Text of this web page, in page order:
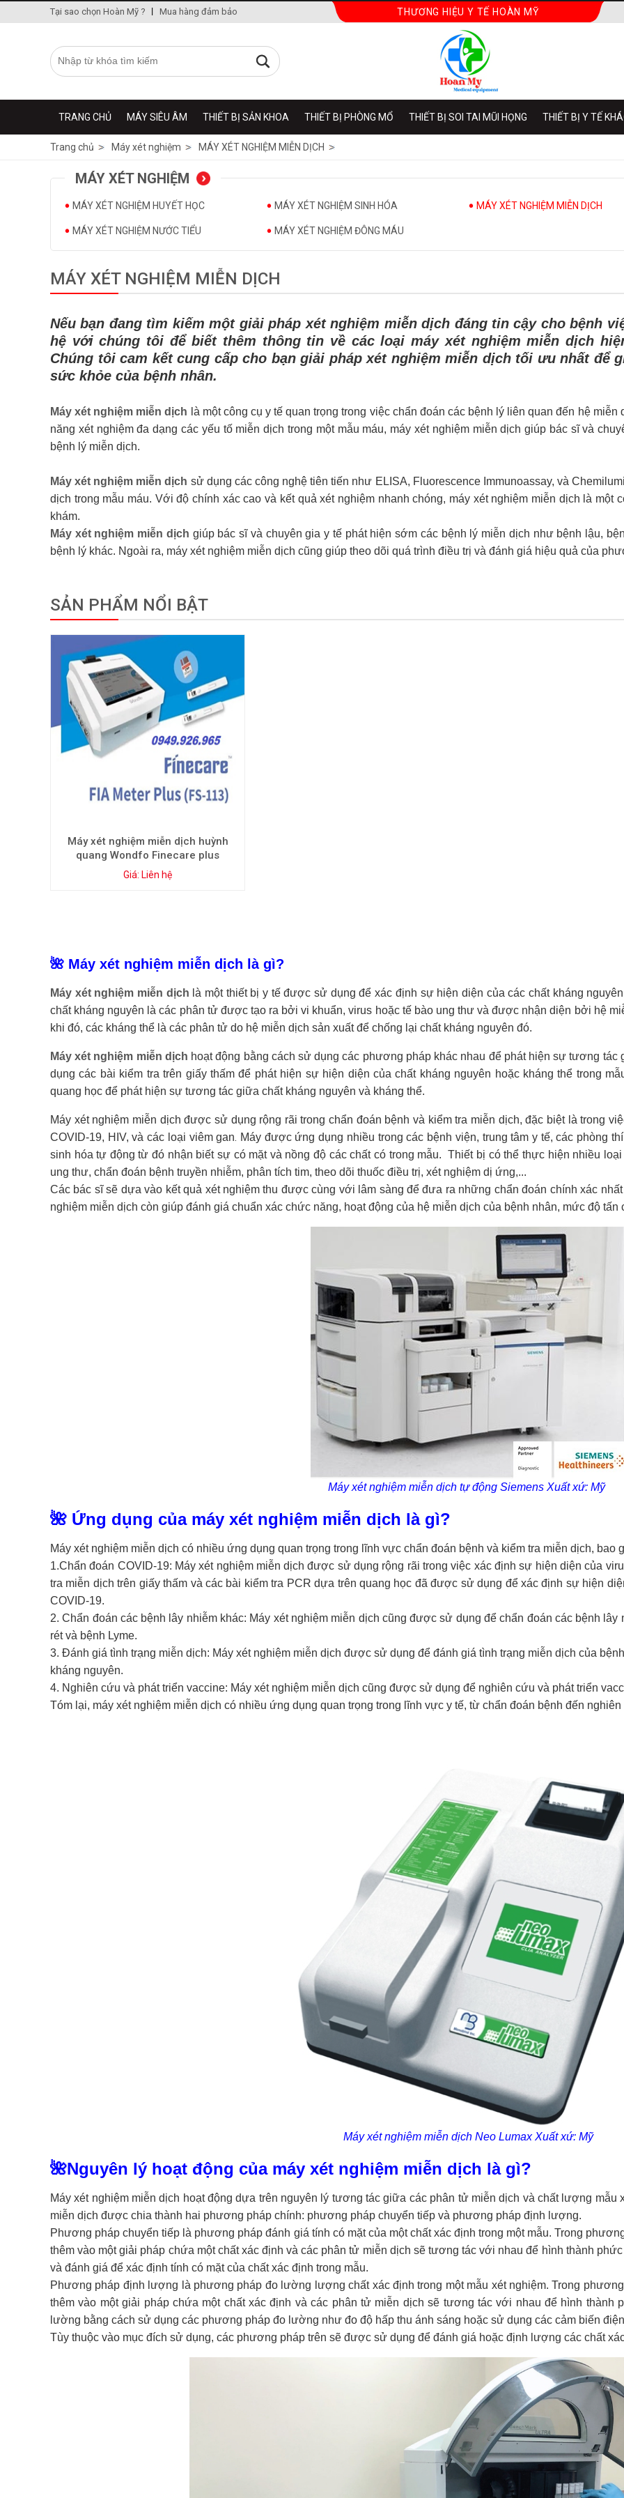
THƯƠNG HIỆU Y TẾ HOÀN MỸ
Tại sao chọn Hoàn Mỹ ? Mua hàng đảm bảo
TRANG CHỦ MÁY SIÊU ÂM THIẾT BỊ SẢN KHOA THIẾT BỊ PHÒNG MỔ THIẾT BỊ SOI TAI MŨI HỌNG THIẾT BỊ Y TẾ
Trang chủ Máy xét nghiệm MÁY XÉT NGHIỆM MIỄN DỊCH
MÁY XÉT NGHIỆM
MÁY XÉT NGHIỆM HUYẾT HỌC
MÁY XÉT NGHIỆM NƯỚC TIỂU
MÁY XÉT NGHIỆM SINH HÓA
MÁY XÉT NGHIỆM ĐÔNG MÁU
MÁY XÉT NGHIỆM MIỄN DỊCH
MÁY XÉT NGHIỆM MIỄN DỊCH
Nếu bạn đang tìm kiếm một giải pháp xét nghiệm miễn dịch đáng tin cậy cho bệnh
hệ với chúng tôi để biết thêm thông tin về các loại máy xét nghiệm miễn dịch
Chúng tôi cam kết cung cấp cho bạn giải pháp xét nghiệm miễn dịch tối ưu nhất để
sức khỏe của bệnh nhân.
Máy xét nghiệm miễn dịch là một công cụ y tế quan trọng trong việc chẩn đoán các bệnh lý liên quan đến hệ
năng xét nghiệm đa dạng các yếu tố miễn dịch trong một mẫu máu, máy xét nghiệm miễn dịch giúp bác sĩ và
bệnh lý miễn dịch.
Máy xét nghiệm miễn dịch sử dụng các công nghệ tiên tiến như ELISA, Fluorescence Immunoassay, và
dịch trong mẫu máu. Với độ chính xác cao và kết quả xét nghiệm nhanh chóng, máy xét nghiệm miễn dịch là một
khám.
Máy xét nghiệm miễn dịch giúp bác sĩ và chuyên gia y tế phát hiện sớm các bệnh lý miễn dịch như bệnh lậu,
bệnh lý khác. Ngoài ra, máy xét nghiệm miễn dịch cũng giúp theo dõi quá trình điều trị và đánh giá hiệu quả của
SẢN PHẨM NỔI BẬT
Máy xét nghiệm miễn dịch huỳnh
quang Wondfo Finecare plus
FS113
Giá: Liên hệ
🌺 Máy xét nghiệm miễn dịch là gì?
Máy xét nghiệm miễn dịch là một thiết bị y tế được sử dụng để xác định sự hiện diện của các chất kháng
chất kháng nguyên là các phân tử được tạo ra bởi vi khuẩn, virus hoặc tế bào ung thư và được nhận diện bởi hệ
khi đó, các kháng thể là các phân tử do hệ miễn dịch sản xuất để chống lại chất kháng nguyên đó.
Máy xét nghiệm miễn dịch hoạt động bằng cách sử dụng các phương pháp khác nhau để phát hiện sự tương tác
dụng các bài kiểm tra trên giấy thấm để phát hiện sự hiện diện của chất kháng nguyên hoặc kháng thể trong
quang học để phát hiện sự tương tác giữa chất kháng nguyên và kháng thể.
Máy xét nghiệm miễn dịch được sử dụng rộng rãi trong chẩn đoán bệnh và kiểm tra miễn dịch, đặc biệt là trong
COVID-19, HIV, và các loại viêm gan. Máy được ứng dụng nhiều trong các bệnh viện, trung tâm y tế, các phòng
sinh hóa tự động từ đó nhận biết sự có mặt và nồng độ các chất có trong mẫu.Thiết bị có thể thực hiện nhiều
ung thư, chẩn đoán bệnh truyền nhiễm, phân tích tim, theo dõi thuốc điều trị, xét nghiệm dị ứng,...
Các bác sĩ sẽ dựa vào kết quả xét nghiệm thu được cùng với lâm sàng để đưa ra những chẩn đoán chính xác
nghiệm miễn dịch còn giúp đánh giá chuẩn xác chức năng, hoạt động của hệ miễn dịch của bệnh nhân, mức độ
Máy xét nghiệm miễn dịch tự động Siemens Xuất xứ: Mỹ
🌺 Ứng dụng của máy xét nghiệm miễn dịch là gì?
Máy xét nghiệm miễn dịch có nhiều ứng dụng quan trọng trong lĩnh vực chẩn đoán bệnh và kiểm tra miễn dịch, bao
1.Chẩn đoán COVID-19: Máy xét nghiệm miễn dịch được sử dụng rộng rãi trong việc xác định sự hiện diện của
tra miễn dịch trên giấy thấm và các bài kiểm tra PCR dựa trên quang học đã được sử dụng để xác định sự hiện
COVID-19.
2. Chẩn đoán các bệnh lây nhiễm khác: Máy xét nghiệm miễn dịch cũng được sử dụng để chẩn đoán các bệnh
rét và bệnh Lyme.
3. Đánh giá tình trạng miễn dịch: Máy xét nghiệm miễn dịch được sử dụng để đánh giá tình trạng miễn dịch của
kháng nguyên.
4. Nghiên cứu và phát triển vaccine: Máy xét nghiệm miễn dịch cũng được sử dụng để nghiên cứu và phát triển
Tóm lại, máy xét nghiệm miễn dịch có nhiều ứng dụng quan trọng trong lĩnh vực y tế, từ chẩn đoán bệnh đến
Máy xét nghiệm miễn dịch Neo Lumax Xuất xứ: Mỹ
🌺Nguyên lý hoạt động của máy xét nghiệm miễn dịch là gì?
Máy xét nghiệm miễn dịch hoạt động dựa trên nguyên lý tương tác giữa các phân tử miễn dịch và chất lượng mẫu
miễn dịch được chia thành hai phương pháp chính: phương pháp chuyển tiếp và phương pháp định lượng.
Phương pháp chuyển tiếp là phương pháp đánh giá tính có mặt của một chất xác định trong một mẫu. Trong
thêm vào một giải pháp chứa một chất xác định và các phân tử miễn dịch sẽ tương tác với nhau để hình thành
và đánh giá để xác định tính có mặt của chất xác định trong mẫu.
Phương pháp định lượng là phương pháp đo lường lượng chất xác định trong một mẫu xét nghiệm. Trong
thêm vào một giải pháp chứa một chất xác định và các phân tử miễn dịch sẽ tương tác với nhau để hình
lường bằng cách sử dụng các phương pháp đo lường như đo độ hấp thu ánh sáng hoặc sử dụng các cảm biến
Tùy thuộc vào mục đích sử dụng, các phương pháp trên sẽ được sử dụng để đánh giá hoặc định lượng các chất